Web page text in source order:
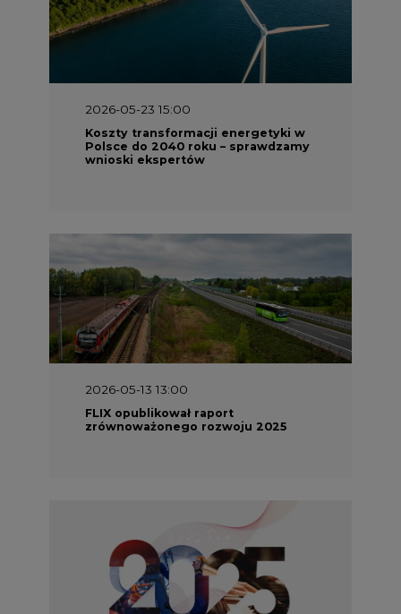
2026-05-23 15:00
Koszty transformacji energetyki w
Polsce do 2040 roku – sprawdzamy
wnioski ekspertów
2026-05-13 13:00
FLIX opublikował raport
zrównoważonego rozwoju 2025